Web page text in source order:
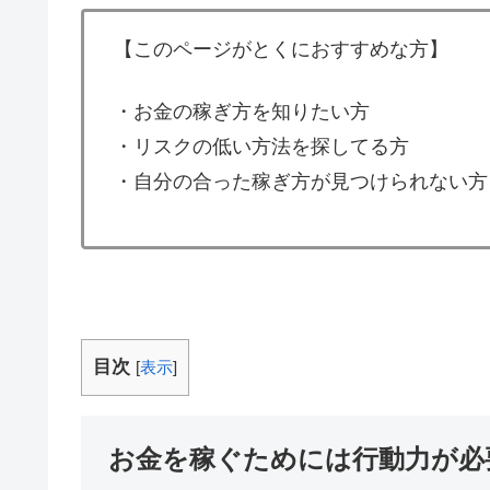
【このページがとくにおすすめな方】
・お金の稼ぎ方を知りたい方
・リスクの低い方法を探してる方
・自分の合った稼ぎ方が見つけられない方
目次 [表示]
お金を稼ぐためには行動力が必